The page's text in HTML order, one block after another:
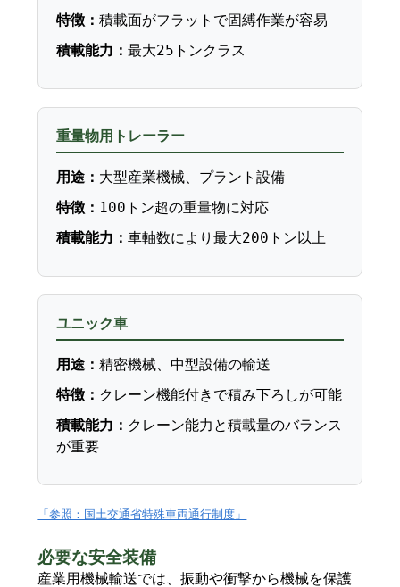
特徴：積載面がフラットで固縛作業が容易
積載能力：最大25トンクラス
重量物用トレーラー
用途： 大型産業機械、プラント設備
特徴： 100トン超の重量物に対応
積載能力：車軸数により最大200トン以上
ユニック車
用途：精密機械、中型設備の輸送
特徴： クレーン機能付きで積み下ろしが可能
積載能力： クレーン能力と積載量のバランス
が重要
「参照：国土交通省特殊車両通行制度」
必要な安全装備
産業用機械輸送では、振動や衝撃から機械を保護